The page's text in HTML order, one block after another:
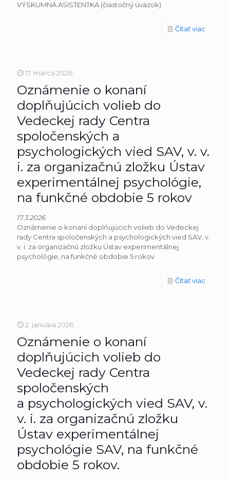
VÝSKUMNÁ ASISTENTKA (čiastočný úväzok)
Čítať viac
17. marca 2026
Oznámenie o konaní
doplňujúcich volieb do
Vedeckej rady Centra
spoločenských a
psychologických vied SAV, v. v.
i. za organizačnú zložku Ústav
experimentálnej psychológie,
na funkčné obdobie 5 rokov
17.3.2026
Oznámenie o konaní doplňujúcich volieb do Vedeckej
rady Centra spoločenských a psychologických vied SAV, v.
v. i. za organizačnú zložku Ústav experimentálnej
psychológie, na funkčné obdobie 5 rokov
Čítať viac
2. januára 2026
Oznámenie o konaní
doplňujúcich volieb do
Vedeckej rady Centra
spoločenských
a psychologických vied SAV, v.
v. i. za organizačnú zložku
Ústav experimentálnej
psychológie SAV, na funkčné
obdobie 5 rokov.